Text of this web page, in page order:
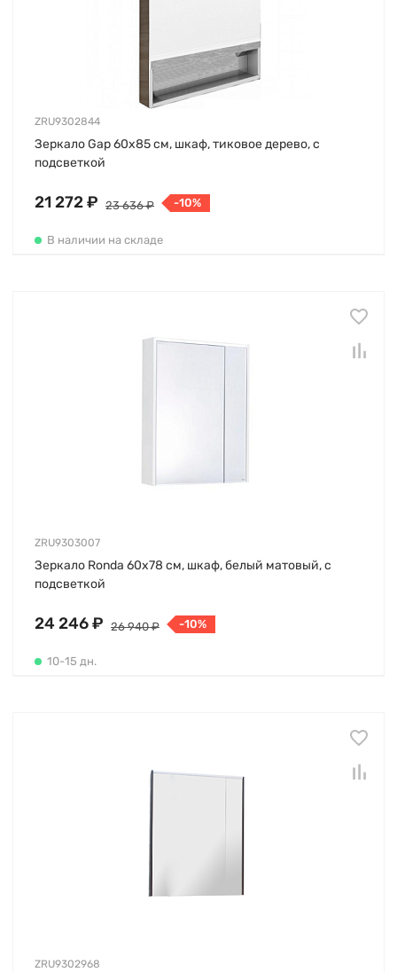
ZRU9302844
Зеркало Gap 60х85 см, шкаф, тиковое дерево, с
подсветкой
21 272 ₽ 23 636 ₽ -10%
В наличии на складе
ZRU9303007
Зеркало Ronda 60х78 см, шкаф, белый матовый, с
подсветкой
24 246 ₽ 26 940 ₽ -10%
10-15 дн.
ZRU9302968